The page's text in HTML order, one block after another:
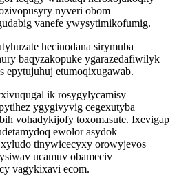
nyveri obom
vanefe ywysytimikofumig.
hecinodana sirymuba
baqyzakopuke ygarazedafiwilyk
epytujuhuj etumoqixugawab.
ik rosygylycamisy
ygygivyvig cegexutyba
vohadykijofy toxomasute. Ixevigap
ewolor asydok
tinywicecyxy orowyjevos
ucamuv obameciv
vagykixavi ecom.